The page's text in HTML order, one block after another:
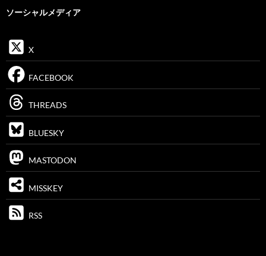
ソーシャルメディア
X
FACEBOOK
THREADS
BLUESKY
MASTODON
MISSKEY
RSS